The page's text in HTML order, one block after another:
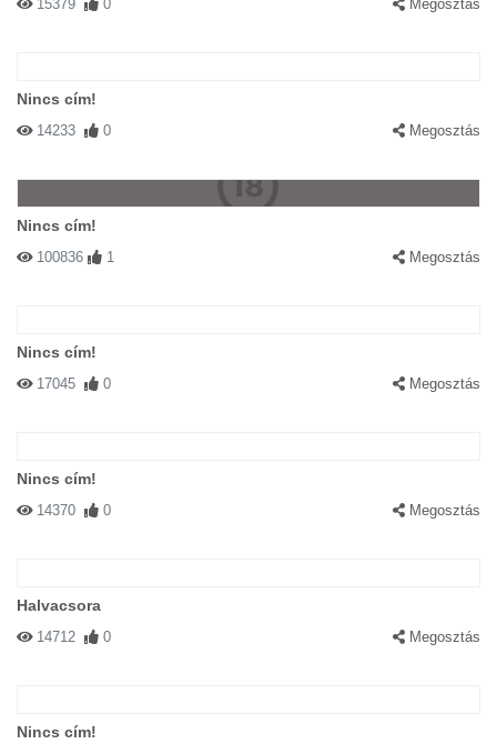
15379 0 Megosztás
Nincs cím!
14233 0 Megosztás
Nincs cím!
100836 1 Megosztás
Nincs cím!
17045 0 Megosztás
Nincs cím!
14370 0 Megosztás
Halvacsora
14712 0 Megosztás
Nincs cím!